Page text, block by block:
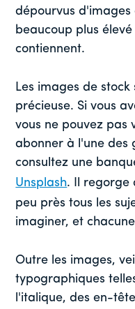
dépourvus
beaucoup plus
contiennent.
Les images de
précieuse. Si vous
vous ne pouvez pas
abonner à l'une des
consultez une
Unsplash. Il regorge
peu près tous les
imaginer, et
Outre les images,
typographiques
l'italique, des en-